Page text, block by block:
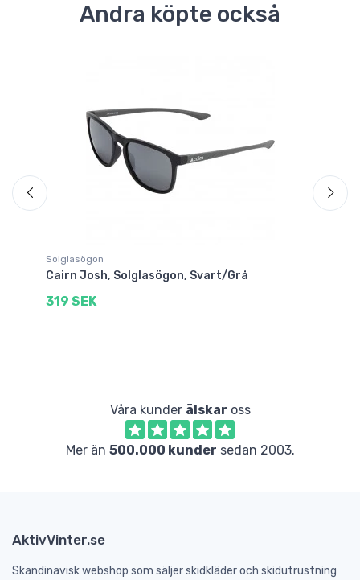
Andra köpte också
Solglasögon
Cairn Josh, Solglasögon, Svart/Grå
319 SEK
Våra kunder älskar oss
Mer än 500.000 kunder sedan 2003.
AktivVinter.se
Skandinavisk webshop som säljer skidkläder och skidutrustning